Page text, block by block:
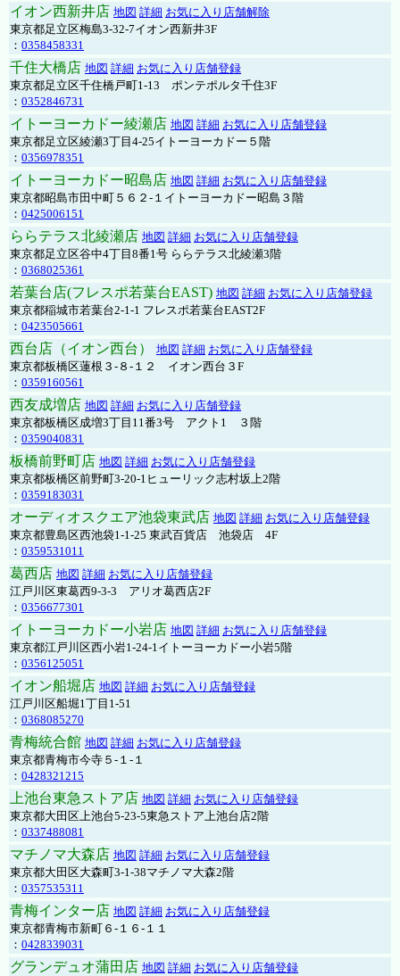
イオン西新井店 地図 詳細 お気に入り店舗解除
東京都足立区梅島3-32-7イオン西新井3F
： 0358458331
千住大橋店 地図 詳細 お気に入り店舗登録
東京都足立区千住橋戸町1-13 ポンテポルタ千住3F
： 0352846731
イトーヨーカドー綾瀬店 地図 詳細 お気に入り店舗登録
東京都足立区綾瀬3丁目4-25イトーヨーカドー５階
： 0356978351
イトーヨーカドー昭島店 地図 詳細 お気に入り店舗登録
東京都昭島市田中町５６２-１イトーヨーカドー昭島３階
： 0425006151
ららテラス北綾瀬店 地図 詳細 お気に入り店舗登録
東京都足立区谷中4丁目8番1号 ららテラス北綾瀬3階
： 0368025361
若葉台店(フレスポ若葉台EAST) 地図 詳細 お気に入り店舗登録
東京都稲城市若葉台2-1-1 フレスポ若葉台EAST2F
： 0423505661
西台店（イオン西台） 地図 詳細 お気に入り店舗登録
東京都板橋区蓮根３-８-１２ イオン西台３F
： 0359160561
西友成増店 地図 詳細 お気に入り店舗登録
東京都板橋区成増3丁目11番3号 アクト1 ３階
： 0359040831
板橋前野町店 地図 詳細 お気に入り店舗登録
東京都板橋区前野町3-20-1ヒューリック志村坂上2階
： 0359183031
オーディオスクエア池袋東武店 地図 詳細 お気に入り店舗登録
東京都豊島区西池袋1-1-25 東武百貨店 池袋店 4F
： 0359531011
葛西店 地図 詳細 お気に入り店舗登録
江戸川区東葛西9-3-3 アリオ葛西店2F
： 0356677301
イトーヨーカドー小岩店 地図 詳細 お気に入り店舗登録
東京都江戸川区西小岩1-24-1イトーヨーカドー小岩5階
： 0356125051
イオン船堀店 地図 詳細 お気に入り店舗登録
江戸川区船堀1丁目1-51
： 0368085270
青梅統合館 地図 詳細 お気に入り店舗登録
東京都青梅市今寺５-１-１
： 0428321215
上池台東急ストア店 地図 詳細 お気に入り店舗登録
東京都大田区上池台5-23-5東急ストア上池台店2階
： 0337488081
マチノマ大森店 地図 詳細 お気に入り店舗登録
東京都大田区大森町3-1-38マチノマ大森2階
： 0357535311
青梅インター店 地図 詳細 お気に入り店舗登録
東京都青梅市新町６-１６-１１
： 0428339031
グランデュオ蒲田店 地図 詳細 お気に入り店舗登録